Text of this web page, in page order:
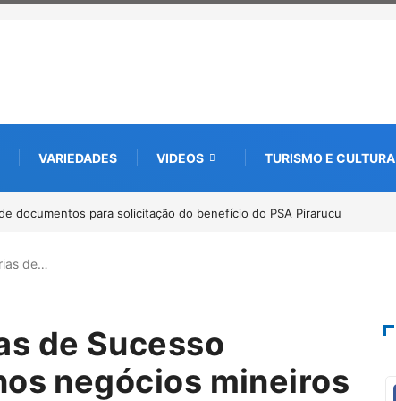
VARIEDADES VIDEOS TURISMO E CULTURA
internacional debate futuro da piscicultura com espécies nativas da
de…
de Sucesso
negócios mineiros